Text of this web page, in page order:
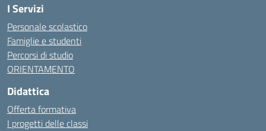
I Servizi
Personale scolastico
Famiglie e studenti
Percorsi di studio
ORIENTAMENTO
Didattica
Offerta formativa
I progetti delle classi